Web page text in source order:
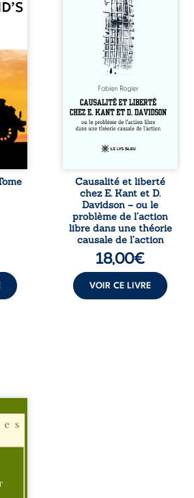
actes s’inscrit
dans une chaîne
de causes ? À
travers une
confrontation
entre les pensées
d’Emmanuel Kant
et de Donald
Davidson, cet
essai explore les
liens entre libre
déterminisme
responsabilité. De
la volonté
kantienne au
monisme anomal
de Davidson, il
interroge la
manière dont les
intentions et les
croyances
peuvent ...
Causalité et liberté
chez E. Kant et D.
Davidson – ou le
problème de l’action
libre dans une théorie
causale de l’action
18,00€
VOIR CE LIVRE